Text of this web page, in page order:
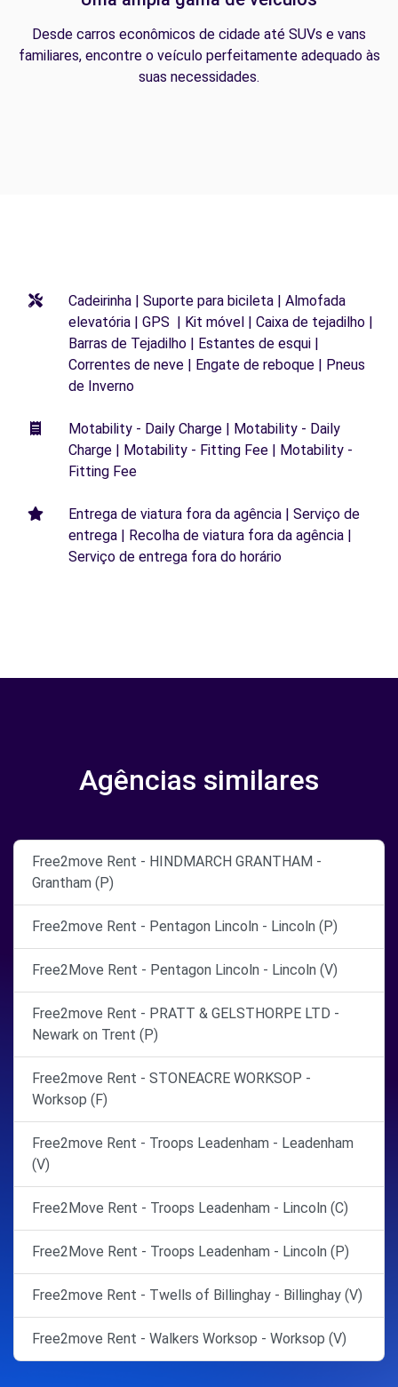
Desde carros econômicos de cidade até SUVs e vans
familiares, encontre o veículo perfeitamente adequado às
suas necessidades.
Cadeirinha | Suporte para bicileta | Almofada
elevatória | GPS | Kit móvel | Caixa de tejadilho |
Barras de Tejadilho | Estantes de esqui |
Correntes de neve | Engate de reboque | Pneus
de Inverno
Motability - Daily Charge | Motability - Daily
Charge | Motability - Fitting Fee | Motability -
Fitting Fee
Entrega de viatura fora da agência | Serviço de
entrega | Recolha de viatura fora da agência |
Serviço de entrega fora do horário
Agências similares
Free2move Rent - HINDMARCH GRANTHAM -
Grantham (P)
Free2move Rent - Pentagon Lincoln - Lincoln (P)
Free2Move Rent - Pentagon Lincoln - Lincoln (V)
Free2move Rent - PRATT & GELSTHORPE LTD -
Newark on Trent (P)
Free2move Rent - STONEACRE WORKSOP -
Worksop (F)
Free2move Rent - Troops Leadenham - Leadenham
(V)
Free2Move Rent - Troops Leadenham - Lincoln (C)
Free2Move Rent - Troops Leadenham - Lincoln (P)
Free2move Rent - Twells of Billinghay - Billinghay (V)
Free2move Rent - Walkers Worksop - Worksop (V)